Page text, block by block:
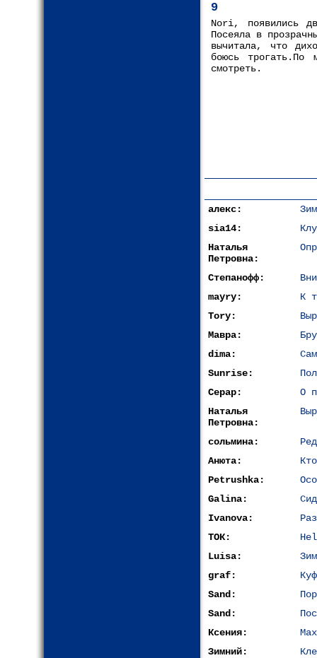
9
Nori, появились
Посеяла в
вычитала, что
боюсь трогать.По
смотреть.
алекс:
sia14:
Наталья
Петровна:
Степанофф:
mayry:
К
Tory:
Мавра:
dima:
Sunrise:
Серар:
О
Наталья
Петровна:
сольмина:
Анюта:
Petrushka:
Galina:
Ivanova:
ТОК:
Luisa:
graf:
Sand:
Sand:
Ксения:
Зимний: